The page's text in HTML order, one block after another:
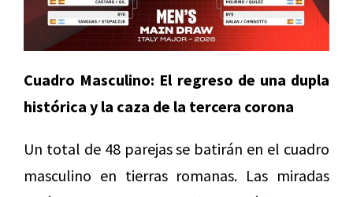
Cuadro Masculino: El regreso de una dupla
histórica y la caza de la tercera corona
Un total de 48 parejas se batirán en el cuadro
masculino en tierras romanas. Las miradas